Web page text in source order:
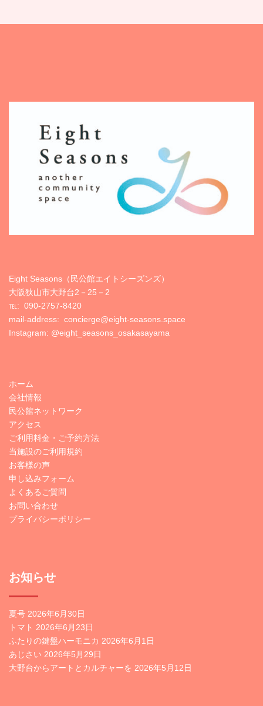
Eight Seasons（民公館エイトシーズンズ）
大阪狭山市大野台2－25－2
℡: 090-2757-8420
mail-address: concierge@eight-seasons.space
Instagram: @eight_seasons_osakasayama
ホーム
会社情報
民公館ネットワーク
アクセス
ご利用料金・ご予約方法
当施設のご利用規約
お客様の声
申し込みフォーム
よくあるご質問
お問い合わせ
プライバシーポリシー
お知らせ
夏号 2026年6月30日
トマト 2026年6月23日
ふたりの鍵盤ハーモニカ 2026年6月1日
あじさい 2026年5月29日
大野台からアートとカルチャーを 2026年5月12日